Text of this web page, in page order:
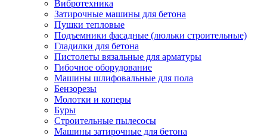
Вибротехника
Затирочные машины для бетона
Пушки тепловые
Подъемники фасадные (люльки строительные)
Гладилки для бетона
Пистолеты вязальные для арматуры
Гибочное оборудование
Машины шлифовальные для пола
Бензорезы
Молотки и коперы
Буры
Строительные пылесосы
Машины затирочные для бетона